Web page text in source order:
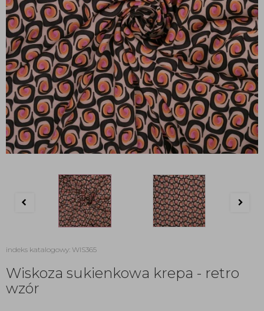
indeks katalogowy: WIS365
Wiskoza sukienkowa krepa - retro
wzór